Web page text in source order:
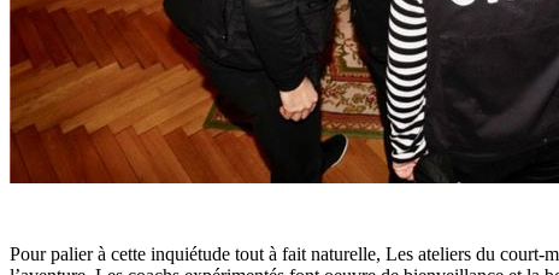
Pour palier à cette inquiétude tout à fait naturelle, Les ateliers du court-